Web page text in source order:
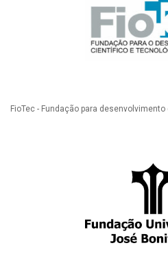
FioTec - Fundação para